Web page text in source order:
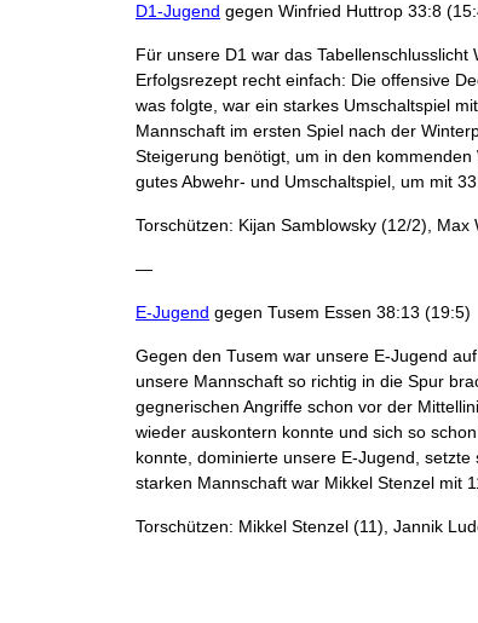
D1-Jugend gegen Winfried Huttrop 33:8
Für unsere D1 war das
Erfolgsrezept recht einfach: Die offensive
was folgte, war ein starkes Umschaltspiel
Mannschaft im ersten Spiel nach der
Steigerung benötigt, um in den
gutes Abwehr- und Umschaltspiel, um mit
Torschützen: Kijan Samblowsky (12/2),
—
E-Jugend gegen Tusem Essen 38:13 (19:5)
Gegen den Tusem war unsere E-Jugend
unsere Mannschaft so richtig in die Spur
gegnerischen Angriffe schon vor der
wieder auskontern konnte und sich so
konnte, dominierte unsere E-Jugend,
starken Mannschaft war Mikkel Stenzel mit
Torschützen: Mikkel Stenzel (11), Jannik